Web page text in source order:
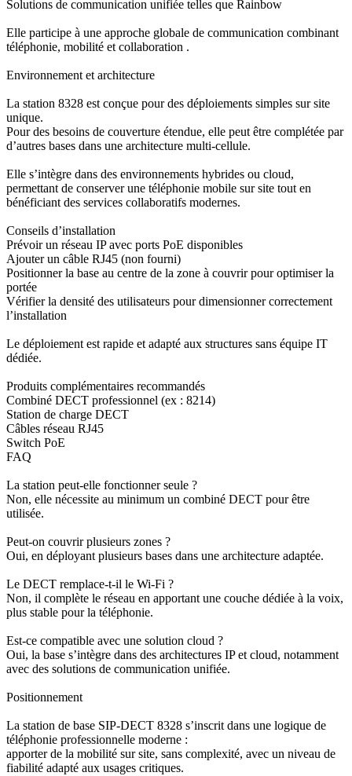
Solutions de communication unifiée telles que Rainbow
Elle participe à une approche globale de communication combinant
téléphonie, mobilité et collaboration .
Environnement et architecture
La station 8328 est conçue pour des déploiements simples sur site
unique.
Pour des besoins de couverture étendue, elle peut être complétée par
d’autres bases dans une architecture multi-cellule.
Elle s’intègre dans des environnements hybrides ou cloud,
permettant de conserver une téléphonie mobile sur site tout en
bénéficiant des services collaboratifs modernes.
Conseils d’installation
Prévoir un réseau IP avec ports PoE disponibles
Ajouter un câble RJ45 (non fourni)
Positionner la base au centre de la zone à couvrir pour optimiser la
portée
Vérifier la densité des utilisateurs pour dimensionner correctement
l’installation
Le déploiement est rapide et adapté aux structures sans équipe IT
dédiée.
Produits complémentaires recommandés
Combiné DECT professionnel (ex : 8214)
Station de charge DECT
Câbles réseau RJ45
Switch PoE
FAQ
La station peut-elle fonctionner seule ?
Non, elle nécessite au minimum un combiné DECT pour être
utilisée.
Peut-on couvrir plusieurs zones ?
Oui, en déployant plusieurs bases dans une architecture adaptée.
Le DECT remplace-t-il le Wi-Fi ?
Non, il complète le réseau en apportant une couche dédiée à la voix,
plus stable pour la téléphonie.
Est-ce compatible avec une solution cloud ?
Oui, la base s’intègre dans des architectures IP et cloud, notamment
avec des solutions de communication unifiée.
Positionnement
La station de base SIP-DECT 8328 s’inscrit dans une logique de
téléphonie professionnelle moderne :
apporter de la mobilité sur site, sans complexité, avec un niveau de
fiabilité adapté aux usages critiques.